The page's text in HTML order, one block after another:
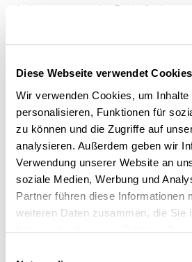
Diese Webseite verwendet Cookies
Wir verwenden Cookies, um Inhalte
personalisieren, Funktionen für
zu können und die Zugriffe auf
analysieren. Außerdem geben wir
Verwendung unserer Website an
soziale Medien, Werbung und
Partner führen diese Informationen
weiteren Daten zusammen, die Sie
Leistungen von der
Baumaßnahme und die
Bürodesign entstanden, das einem
jedoch die Innovationskraft des
überall im Gebäude spiegelt.
Sven Bietau: „Open Spaces für die
Lounges zur Begegnung,
konzentriertes Arbeiten,
Alle Räume sind so gestaltet, dass
Übergang zwischen ganz